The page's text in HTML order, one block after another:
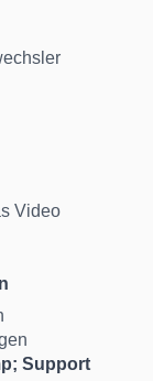
Video
Support